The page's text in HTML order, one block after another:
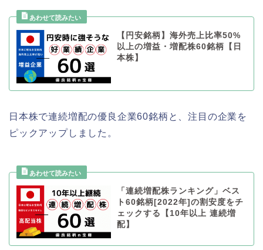
【円安銘柄】海外売上比率50%
以上の増益・増配株60銘柄【日
本株】
日本株で連続増配の優良企業60銘柄と、注目の企業を
ピックアップしました。
「連続増配株ランキング」ベス
ト60銘柄[2022年]の割安度をチ
ェックする【10年以上 連続増
配】